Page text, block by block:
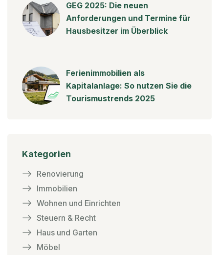
GEG 2025: Die neuen
Anforderungen und Termine für
Hausbesitzer im Überblick
Ferienimmobilien als
Kapitalanlage: So nutzen Sie die
Tourismustrends 2025
Kategorien
Renovierung
Immobilien
Wohnen und Einrichten
Steuern & Recht
Haus und Garten
Möbel